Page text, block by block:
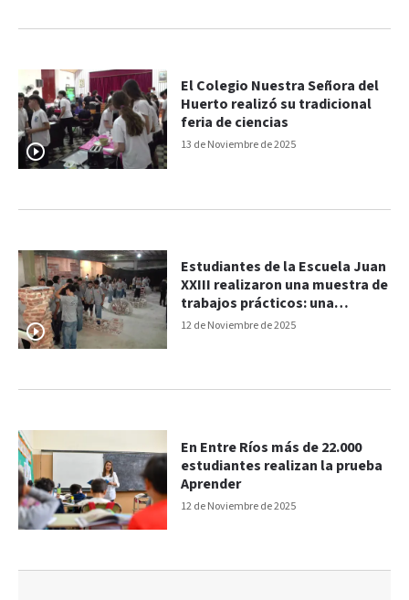
13 de Noviembre de 2025
El Colegio Nuestra Señora del
Huerto realizó su tradicional
feria de ciencias
12 de Noviembre de 2025
Estudiantes de la Escuela Juan
XXIII realizaron una muestra de
trabajos prácticos: una
celebración de la Educación
12 de Noviembre de 2025
En Entre Ríos más de 22.000
estudiantes realizan la prueba
Aprender